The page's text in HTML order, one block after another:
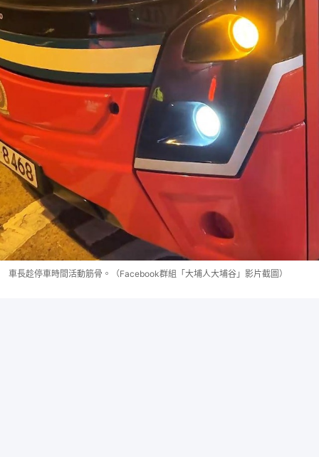
車長趁停車時間活動筋骨。（Facebook群組「大埔人大埔谷」影片截圖）